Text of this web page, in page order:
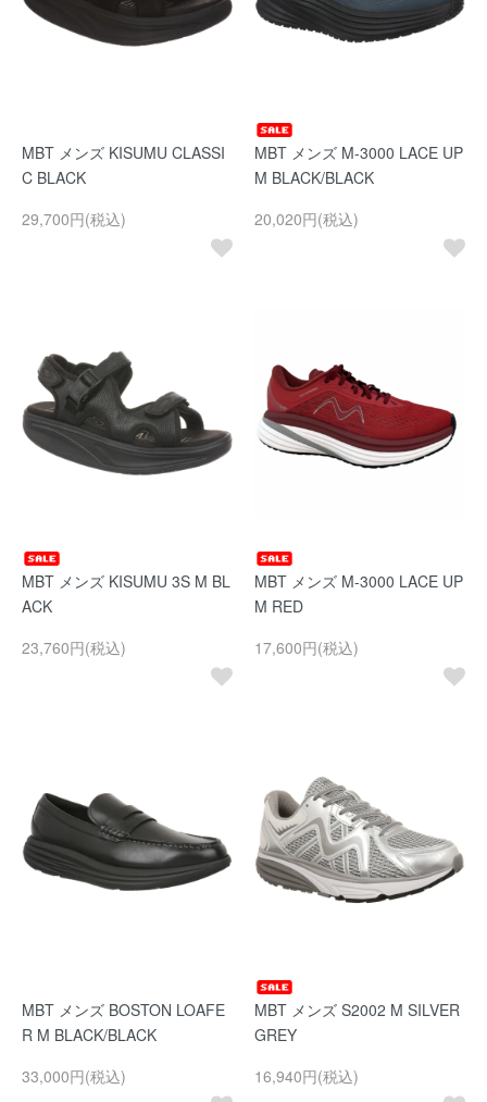
MBT メンズ KISUMU CLASSI
C BLACK
29,700円(税込)
MBT メンズ M-3000 LACE UP
M BLACK/BLACK
20,020円(税込)
MBT メンズ KISUMU 3S M BL
ACK
23,760円(税込)
MBT メンズ M-3000 LACE UP
M RED
17,600円(税込)
MBT メンズ BOSTON LOAFE
R M BLACK/BLACK
33,000円(税込)
MBT メンズ S2002 M SILVER
GREY
16,940円(税込)